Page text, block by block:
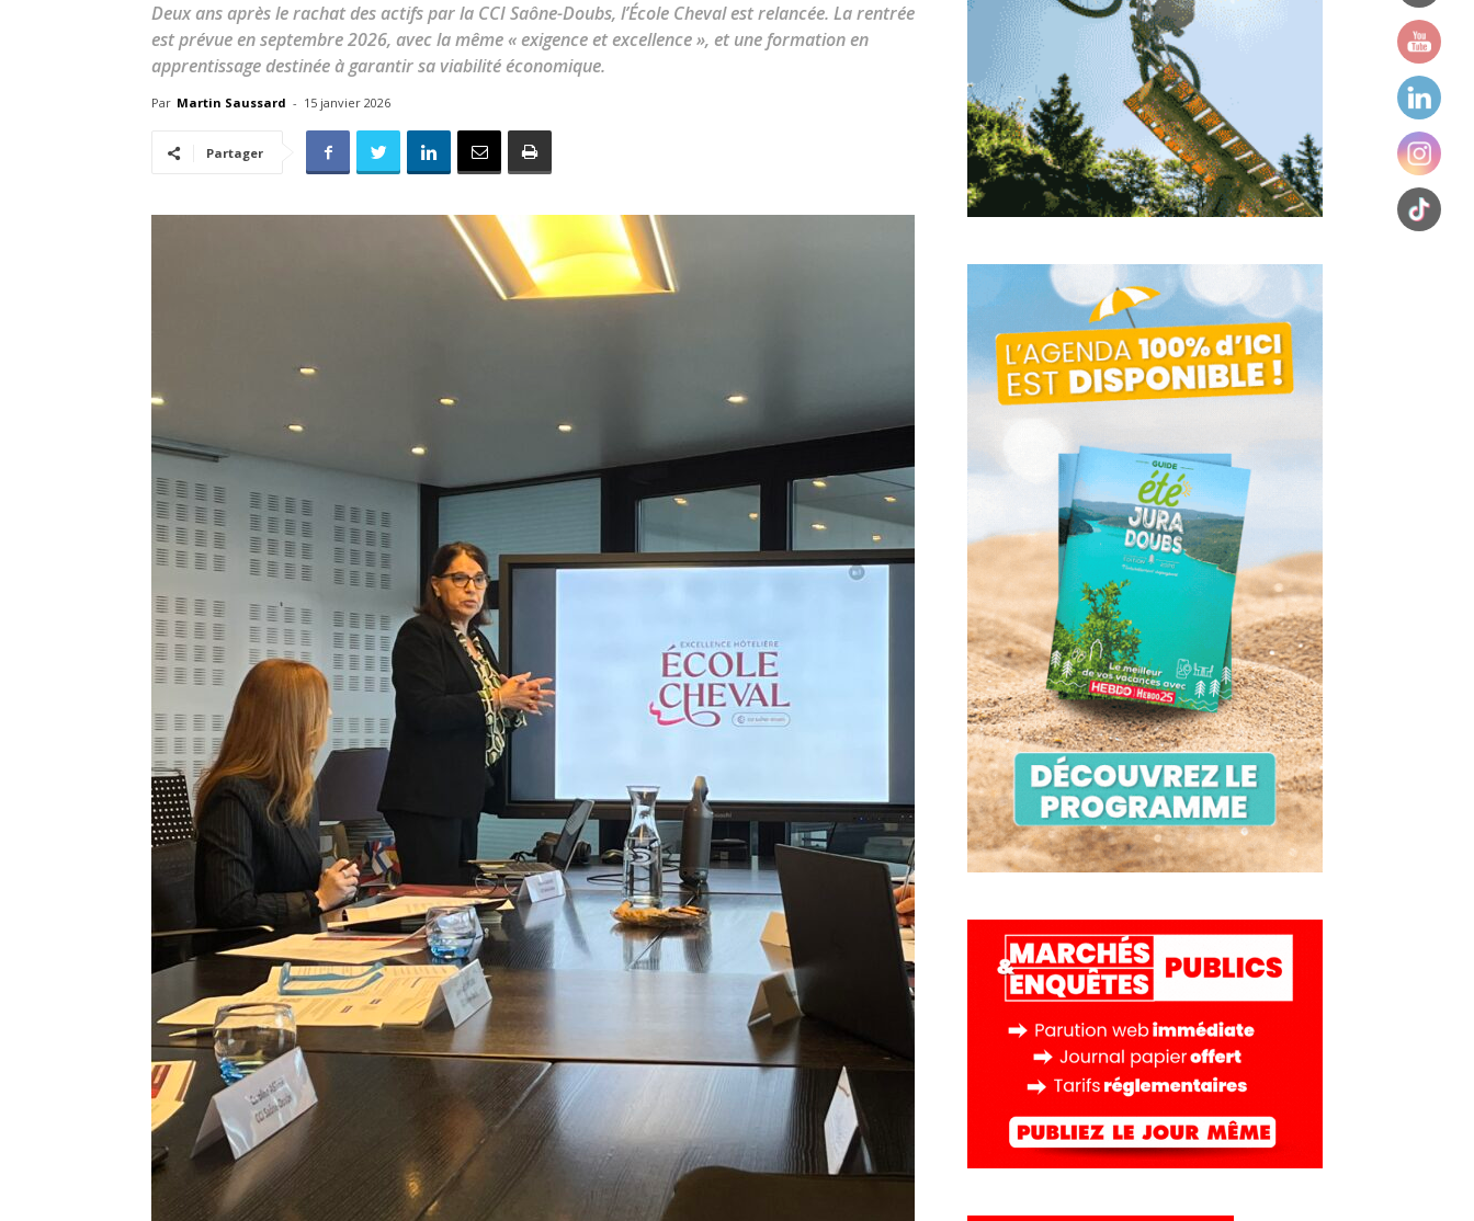
toute
–
Deux ans après le rachat des actifs par la CCI Saône-Doubs, l’École Cheval est relancée. La rentrée
est prévue en septembre 2026, avec la même « exigence et excellence », et une formation en
apprentissage destinée à garantir sa viabilité économique.
Par Martin Saussard - 15 janvier 2026
Partager